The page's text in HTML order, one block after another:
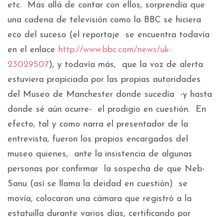
etc. Más allá de contar con ellos, sorprendía que
una cadena de televisión como la BBC se hiciera
eco del suceso (el reportaje se encuentra todavía
en el enlace http://www.bbc.com/news/uk-
23029507), y todavía más, que la voz de alerta
estuviera propiciada por las propias autoridades
del Museo de Manchester donde sucedía -y hasta
donde sé aún ocurre- el prodigio en cuestión. En
efecto, tal y como narra el presentador de la
entrevista, fueron los propios encargados del
museo quienes, ante la insistencia de algunas
personas por confirmar la sospecha de que Neb-
Sanu (así se llama la deidad en cuestión) se
movía, colocaron una cámara que registró a la
estatuilla durante varios días, certificando por